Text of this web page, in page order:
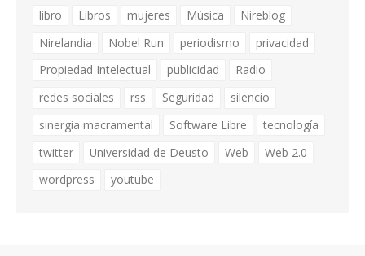
libro
Libros mujeres Música
Nireblog
Nirelandia
Nobel Run periodismo
privacidad
Propiedad Intelectual
publicidad
Radio
redes sociales
rss Seguridad
silencio
sinergia macramental
Software Libre
tecnología
twitter
Universidad de Deusto Web
Web 2.0
wordpress
youtube